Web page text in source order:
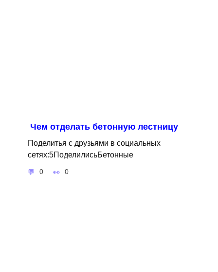
Чем отделать бетонную лестницу
Поделитья с друзьями в социальных
сетях:5ПоделилисьБетонные
0 0